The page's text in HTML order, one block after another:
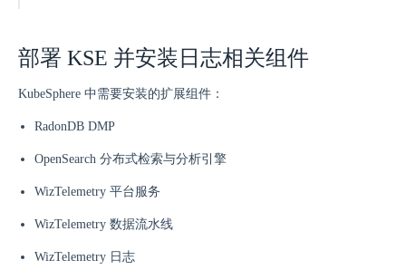
部署 KSE 并安装日志相关组件
KubeSphere 中需要安装的扩展组件：
RadonDB DMP
OpenSearch 分布式检索与分析引擎
WizTelemetry 平台服务
WizTelemetry 数据流水线
WizTelemetry 日志